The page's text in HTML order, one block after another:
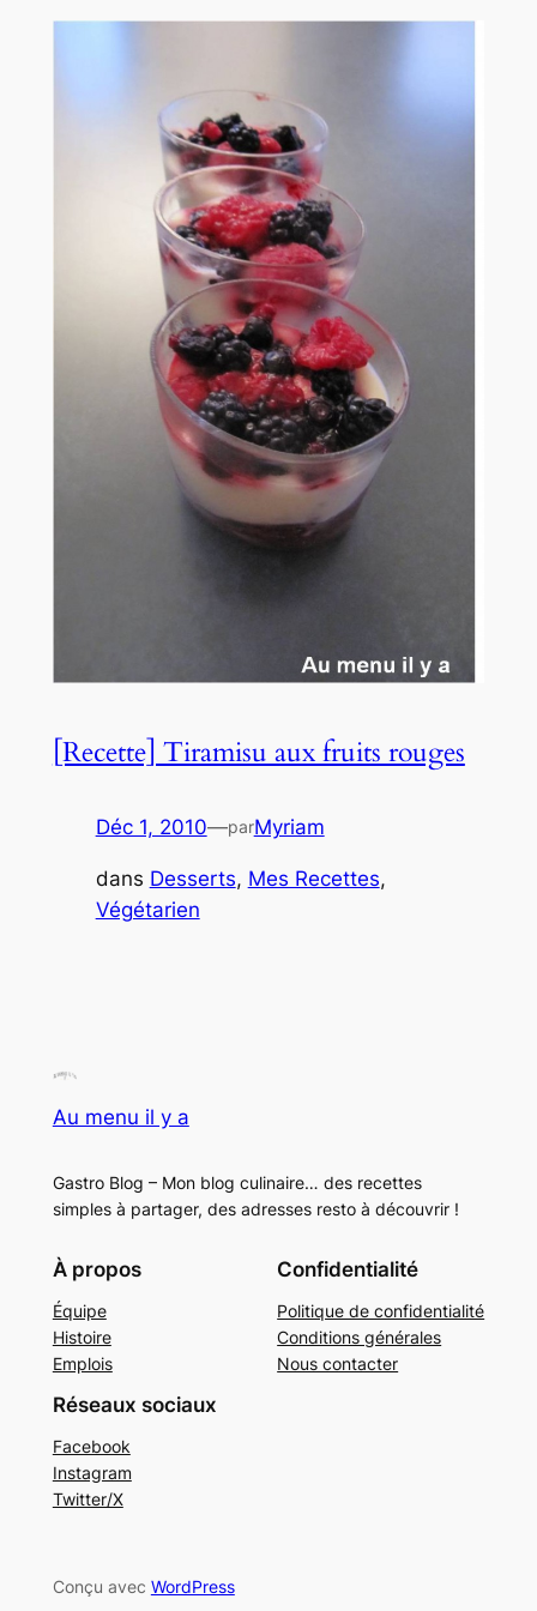
[Recette] Tiramisu aux fruits rouges
Déc 1, 2010—parMyriam
dans Desserts, Mes Recettes
Végétarien
Au menu il y a
Gastro Blog – Mon blog culinaire… des recettes
simples à partager, des adresses resto à découvrir !
À propos
Équipe
Histoire
Emplois
Confidentialité
Politique de confidentialité
Conditions générales
Nous contacter
Réseaux sociaux
Facebook
Instagram
Twitter/X
Conçu avec WordPress